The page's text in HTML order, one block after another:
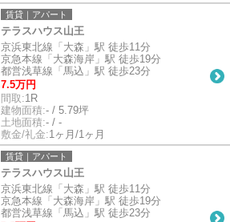
賃貸｜アパート
テラスハウス山王
京浜東北線「大森」駅 徒歩11分
京急本線「大森海岸」駅 徒歩19分
都営浅草線「馬込」駅 徒歩23分
7.5万円
間取:1R
建物面積:- / 5.79坪
土地面積:- / -
敷金/礼金:1ヶ月/1ヶ月
賃貸｜アパート
テラスハウス山王
京浜東北線「大森」駅 徒歩11分
京急本線「大森海岸」駅 徒歩19分
都営浅草線「馬込」駅 徒歩23分